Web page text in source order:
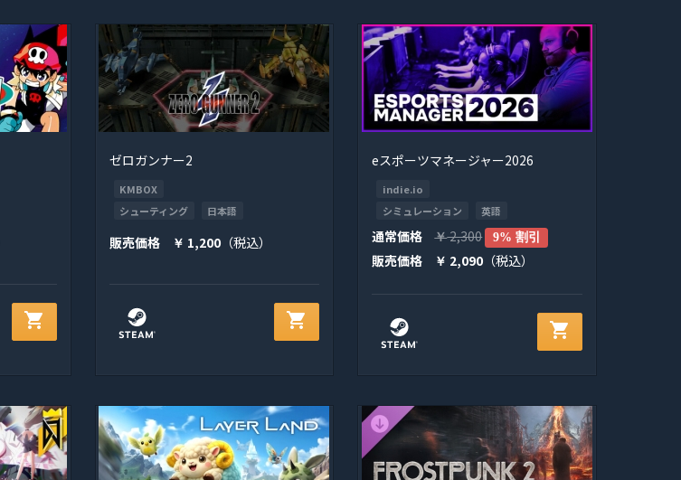
shopping_cart
ゼロガンナー2
KMBOX
シューティング
日本語
販売価格 ￥ 1,200（税込）
shopping_cart
eスポーツマネージャー2026
indie.io
シミュレーション
英語
通常価格 ￥2,300 9% 割引
販売価格 ￥ 2,090 （税込）
shopping_cart